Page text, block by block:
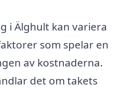
i Älghult kan variera
som spelar en
av kostnaderna.
det om takets